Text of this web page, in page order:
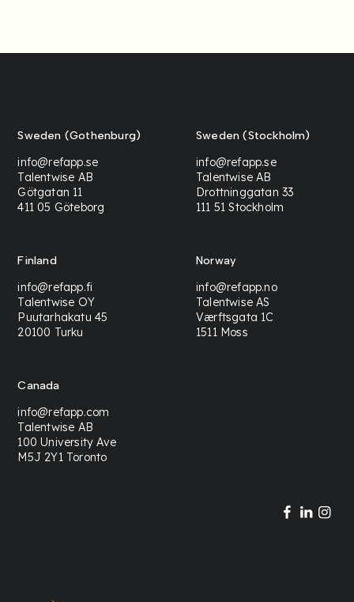
Sweden (Gothenburg)
info@refapp.se
Talentwise AB
Götgatan 11
411 05 Göteborg
Sweden (Stockholm)
info@refapp.se
Talentwise AB
Drottninggatan 33
111 51 Stockholm
Finland
info@refapp.fi
Talentwise OY
Puutarhakatu 45
20100 Turku
Norway
info@refapp.no
Talentwise AS
Værftsgata 1C
1511 Moss
Canada
info@refapp.com
Talentwise AB
100 University Ave
M5J 2Y1 Toronto